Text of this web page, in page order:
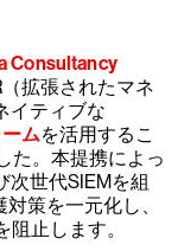
Consultancy
（拡張されたマネ
イティブな
ムを活用するこ
た。本提携によっ
次世代SIEMを組
策を一元化し、
止します。